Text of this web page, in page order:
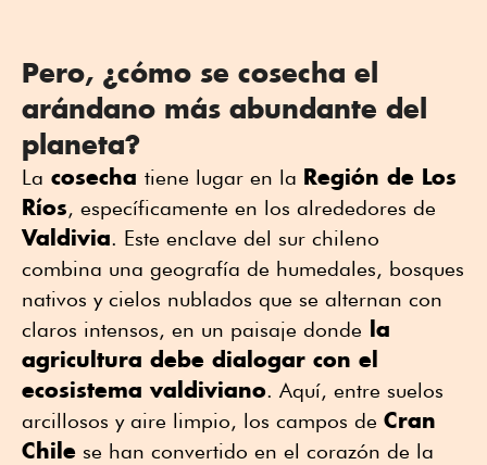
Pero, ¿cómo se cosecha el
arándano más abundante del
planeta?
La cosecha tiene lugar en la Región de Los
Ríos, específicamente en los alrededores de
Valdivia. Este enclave del sur chileno
combina una geografía de humedales, bosques
nativos y cielos nublados que se alternan con
claros intensos, en un paisaje donde la
agricultura debe dialogar con el
ecosistema valdiviano. Aquí, entre suelos
arcillosos y aire limpio, los campos de Cran
Chile se han convertido en el corazón de la